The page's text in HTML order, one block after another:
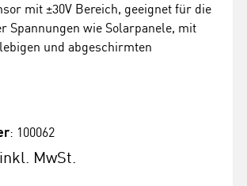
mit ±30V Bereich, geeignet für die
Spannungen wie Solarpanele, mit
und abgeschirmten
: 100062
inkl. MwSt.